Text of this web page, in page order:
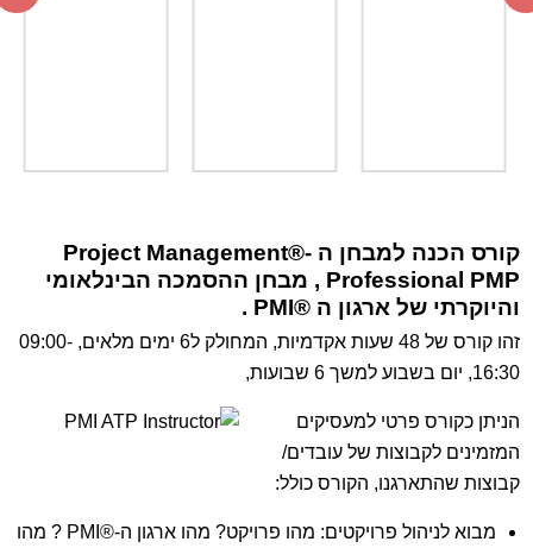
קורס הכנה למבחן ה
-®Project Management
Professional PMP
, מבחן ההסמכה הבינלאומי
והיוקרתי של ארגון ה ®PMI .
זהו קורס של 48 שעות אקדמיות, המחולק ל6 ימים מלאים, 09:00-
16:30, יום בשבוע למשך 6 שבועות,
הניתן כקורס פרטי למעסיקים
המזמינים לקבוצות של עובדים/
קבוצות שהתארגנו, הקורס כולל:
מבוא לניהול פרויקטים: מהו פרויקט? מהו ארגון ה-®PMI ? מהו